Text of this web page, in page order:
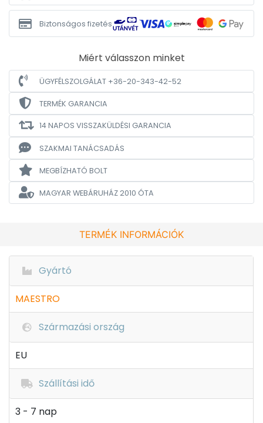
Biztonságos fizetés
Miért válasszon minket
ÜGYFÉLSZOLGÁLAT +36-20-343-42-52
TERMÉK GARANCIA
14 NAPOS VISSZAKÜLDÉSI GARANCIA
SZAKMAI TANÁCSADÁS
MEGBÍZHATÓ BOLT
MAGYAR WEBÁRUHÁZ2010 ÓTA
TERMÉK INFORMÁCIÓK
Gyártó
MAESTRO
Származási ország
EU
Szállítási idő
3 - 7 nap